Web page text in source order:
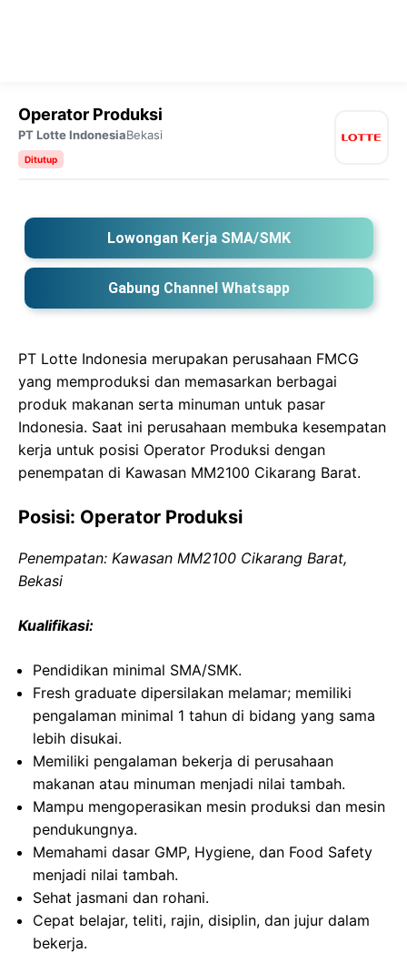
Operator Produksi
PT Lotte IndonesiaBekasi
Ditutup
Lowongan Kerja SMA/SMK
Gabung Channel Whatsapp
PT Lotte Indonesia merupakan perusahaan FMCG
yang memproduksi dan memasarkan berbagai
produk makanan serta minuman untuk pasar
Indonesia. Saat ini perusahaan membuka kesempatan
kerja untuk posisi Operator Produksi dengan
penempatan di Kawasan MM2100 Cikarang Barat.
Posisi: Operator Produksi
Penempatan: Kawasan MM2100 Cikarang Barat,
Bekasi
Kualifikasi:
Pendidikan minimal SMA/SMK.
Fresh graduate dipersilakan melamar; memiliki
pengalaman minimal 1 tahun di bidang yang sama
lebih disukai.
Memiliki pengalaman bekerja di perusahaan
makanan atau minuman menjadi nilai tambah.
Mampu mengoperasikan mesin produksi dan mesin
pendukungnya.
Memahami dasar GMP, Hygiene, dan Food Safety
menjadi nilai tambah.
Sehat jasmani dan rohani.
Cepat belajar, teliti, rajin, disiplin, dan jujur dalam
bekerja.